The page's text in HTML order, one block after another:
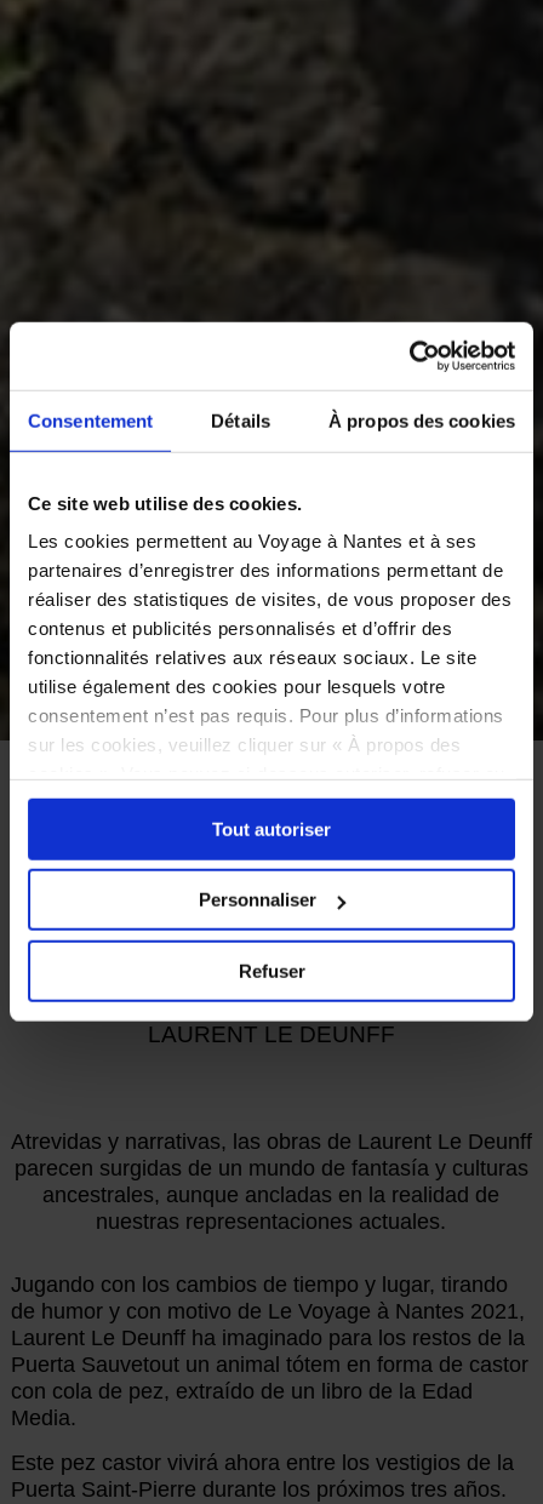
Consentement Détails À propos des cookies
Ce site web utilise des cookies.
Les cookies permettent au Voyage à Nantes et à ses
partenaires d’enregistrer des informations permettant de
réaliser des statistiques de visites, de vous proposer des
contenus et publicités personnalisés et d’offrir des
fonctionnalités relatives aux réseaux sociaux. Le site
utilise également des cookies pour lesquels votre
consentement n’est pas requis. Pour plus d’informations
sur les cookies, veuillez cliquer sur « À propos des
sélectionner les cookies selon les finalités via l'onglet
« Détails ». À tout moment, vous pouvez modifier votre
choix en cliquant sur le lien « Cookies » en bas des
Tout autoriser
Personnaliser
Refuser
©
INICIO VER EL VIAJE PERMANENTE
EDICIÓN 2022, OBRA PERMANENTE
Un castor sur un
mur
LAURENT LE DEUNFF
Atrevidas y narrativas, las obras de Laurent Le Deunff
parecen surgidas de un mundo de fantasía y culturas
ancestrales, aunque ancladas en la realidad de
nuestras representaciones actuales.
Jugando con los cambios de tiempo y lugar, tirando
de humor y con motivo de Le Voyage à Nantes 2021,
Laurent Le Deunff ha imaginado para los restos de la
Puerta Sauvetout un animal tótem en forma de castor
con cola de pez, extraído de un libro de la Edad
Media.
Este pez castor vivirá ahora entre los vestigios de la
Puerta Saint-Pierre durante los próximos tres años.